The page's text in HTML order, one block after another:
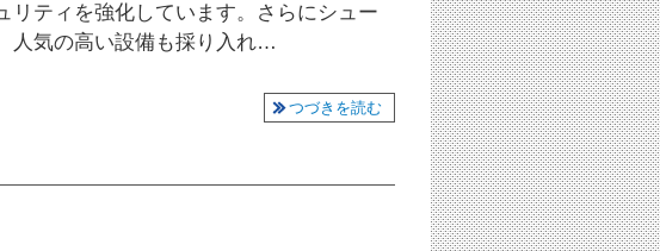
リティを強化しています。さらにシュー
人気の高い設備も採り入れ…
つづきを読む